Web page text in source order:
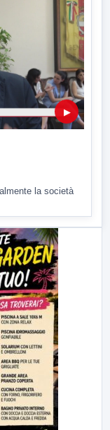
▶
la società